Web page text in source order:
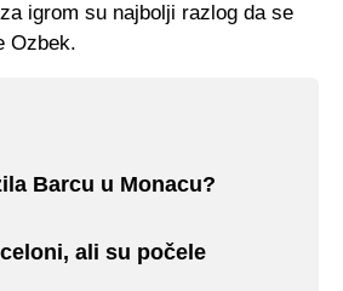
igrom su najbolji razlog da se
Ozbek.
Barcu u Monacu?
ali su počele